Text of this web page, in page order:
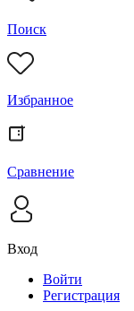
Поиск
Избранное
Сравнение
Вход
Войти
Регистрация